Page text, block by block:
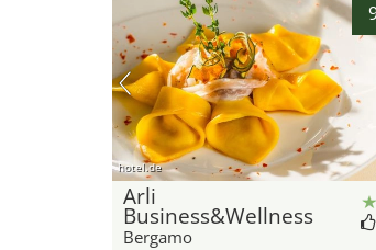
hotel.de
Arli
Business&Wellness
Bergamo